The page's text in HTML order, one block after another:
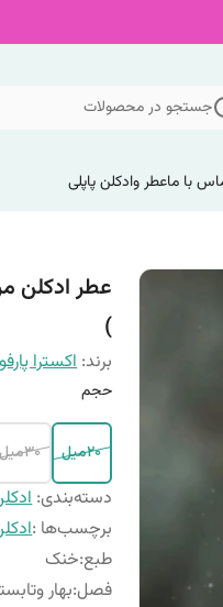
جستجو در محصولات
با ماعطر وادکلن پاپلی
عطر ادکلن
)
برند:اکسترا
حجم
20میل 30میل
دسته‌بندی:
برچسب‌ها :
طبع:خنک
فصل:بهار